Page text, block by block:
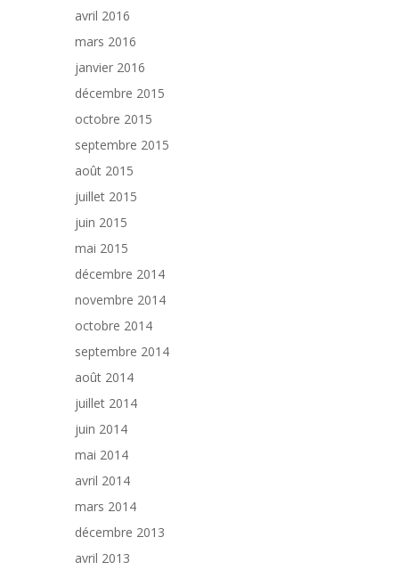
avril 2016
mars 2016
janvier 2016
décembre 2015
octobre 2015
septembre 2015
août 2015
juillet 2015
juin 2015
mai 2015
décembre 2014
novembre 2014
octobre 2014
septembre 2014
août 2014
juillet 2014
juin 2014
mai 2014
avril 2014
mars 2014
décembre 2013
avril 2013